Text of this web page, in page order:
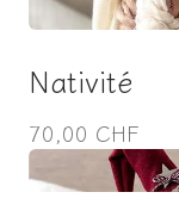
Nativité
70,00 CHF